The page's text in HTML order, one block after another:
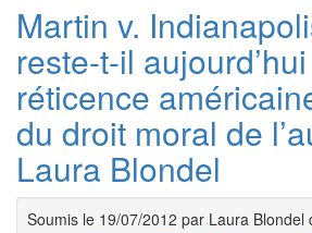
Martin v.
reste-t-il
réticence
du droit moral de
Laura Blondel
Soumis le 19/07/2012 par Laura Blondel